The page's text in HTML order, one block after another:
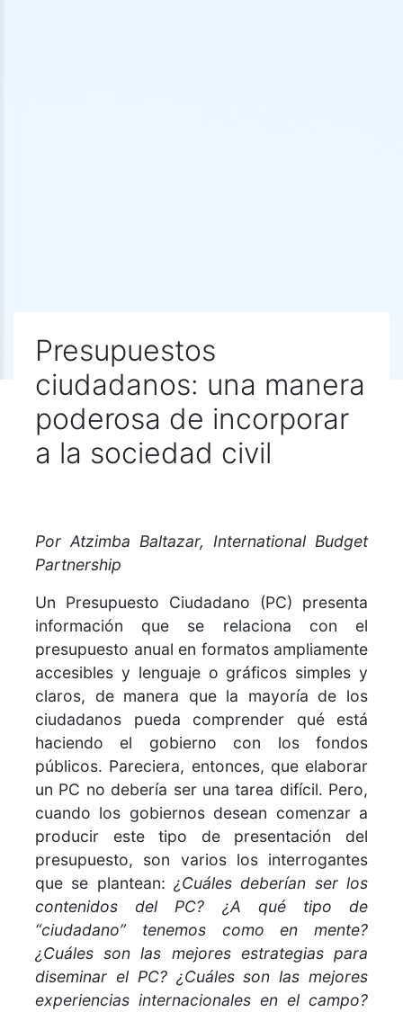
Presupuestos
ciudadanos: una manera
poderosa de incorporar
a la sociedad civil
Por Atzimba Baltazar, International Budget
Partnership
Un Presupuesto Ciudadano (PC) presenta
información que se relaciona con el
presupuesto anual en formatos ampliamente
accesibles y lenguaje o gráficos simples y
claros, de manera que la mayoría de los
ciudadanos pueda comprender qué está
haciendo el gobierno con los fondos
públicos. Pareciera, entonces, que elaborar
un PC no debería ser una tarea difícil. Pero,
cuando los gobiernos desean comenzar a
producir este tipo de presentación del
presupuesto, son varios los interrogantes
que se plantean: ¿Cuáles deberían ser los
contenidos del PC? ¿A qué tipo de
“ciudadano” tenemos como en mente?
¿Cuáles son las mejores estrategias para
diseminar el PC? ¿Cuáles son las mejores
experiencias internacionales en el campo?